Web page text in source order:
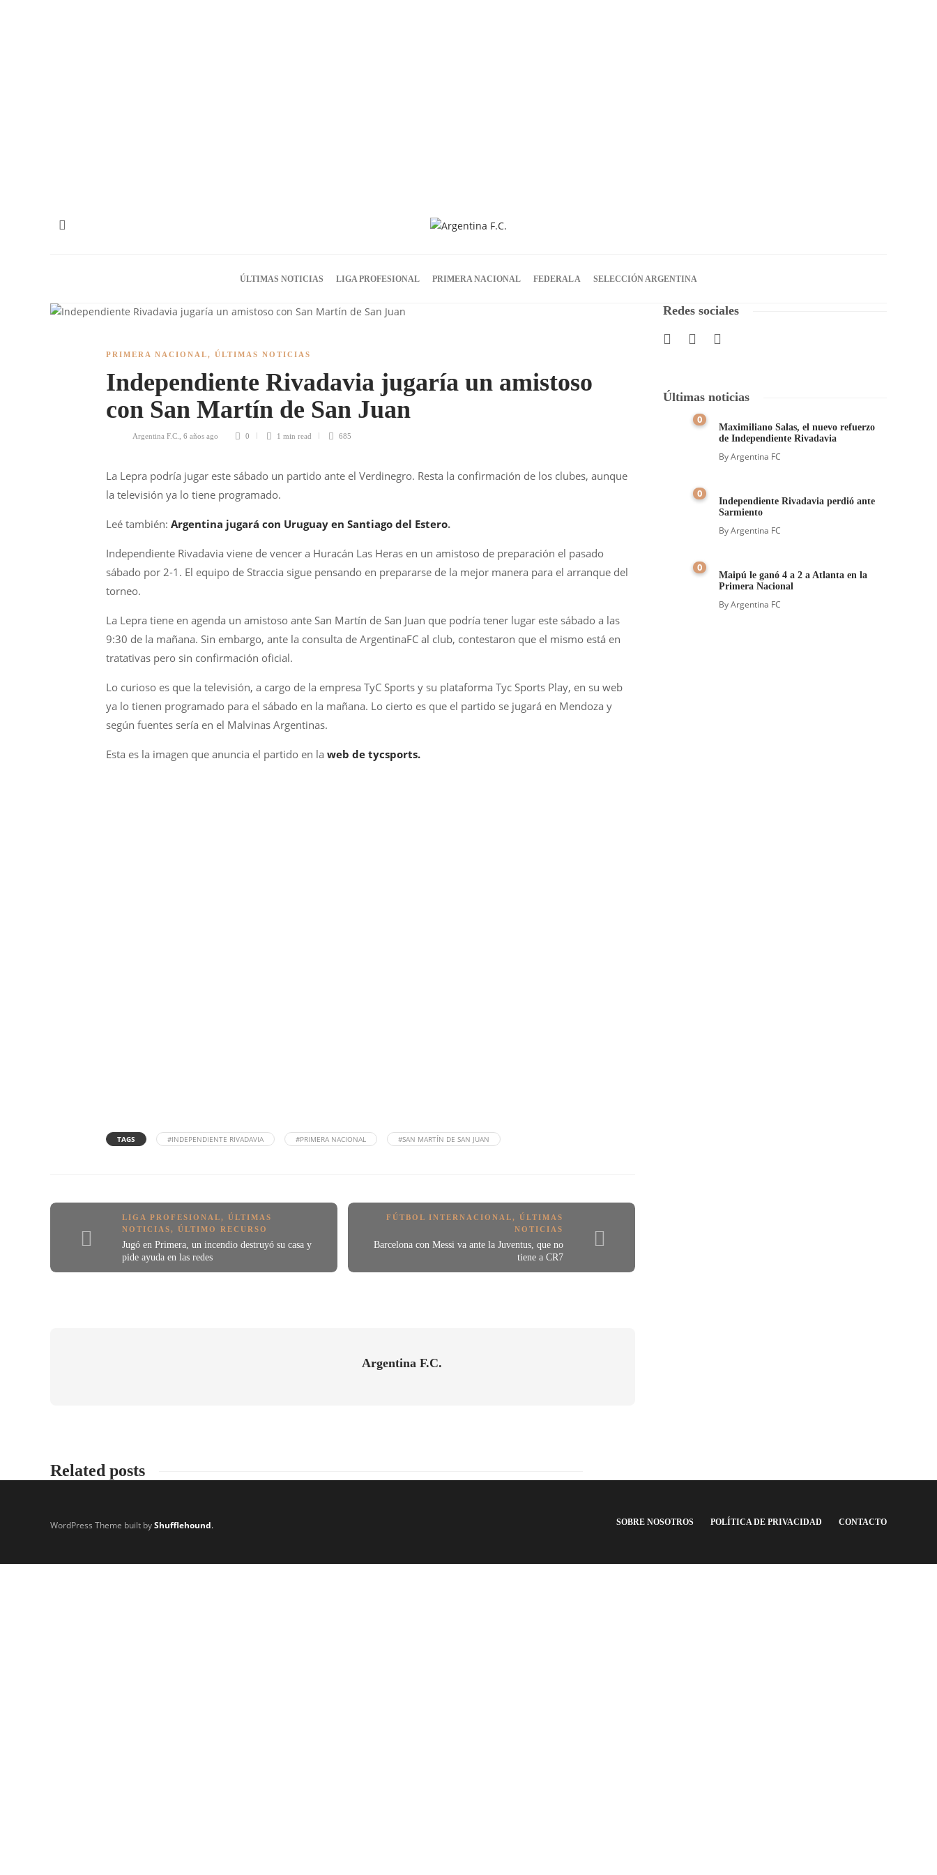
ÚLTIMAS NOTICIAS LIGA PROFESIONAL PRIMERA NACIONAL FEDERAL A SELECCIÓN ARGENTINA
PRIMERA NACIONAL, ÚLTIMAS NOTICIAS
Independiente Rivadavia jugaría un amistoso
con San Martín de San Juan
Argentina F.C. 6 años ago 0 1 min read 685
La Lepra podría jugar este sábado un partido ante el Verdinegro. Resta la confirmación de los clubes, aunque
la televisión ya lo tiene programado.
Leé también: Argentina jugará con Uruguay en Santiago del Estero.
Independiente Rivadavia viene de vencer a Huracán Las Heras en un amistoso de preparación el pasado
sábado por 2-1. El equipo de Straccia sigue pensando en prepararse de la mejor manera para el arranque del
torneo.
La Lepra tiene en agenda un amistoso ante San Martín de San Juan que podría tener lugar este sábado a las
9:30 de la mañana. Sin embargo, ante la consulta de ArgentinaFC al club, contestaron que el mismo está en
tratativas pero sin confirmación oficial.
Lo curioso es que la televisión, a cargo de la empresa TyC Sports y su plataforma Tyc Sports Play, en su web
ya lo tienen programado para el sábado en la mañana. Lo cierto es que el partido se jugará en Mendoza y
según fuentes sería en el Malvinas Argentinas.
Esta es la imagen que anuncia el partido en la web de tycsports.
TAGS #INDEPENDIENTE RIVADAVIA #PRIMERA NACIONAL #SAN MARTÍN DE SAN JUAN
LIGA PROFESIONAL,ÚLTIMAS
NOTICIAS,ÚLTIMO RECURSO
Jugó en Primera, un incendio destruyó su casa y
pide ayuda en las redes
FÚTBOL INTERNACIONAL,ÚLTIMAS
NOTICIAS
Barcelona con Messi va ante la Juventus, que no
tiene a CR7
Argentina F.C.
Related posts
Redes sociales
Últimas noticias
0
Maximiliano Salas, el nuevo refuerzo
de Independiente Rivadavia
ByArgentina FC
0
Independiente Rivadavia perdió ante
Sarmiento
ByArgentina FC
0
Maipú le ganó 4 a 2 a Atlanta en la
Primera Nacional
ByArgentina FC
WordPress Theme built byShufflehound. SOBRE NOSOTROS POLÍTICA DE PRIVACIDAD CONTACTO